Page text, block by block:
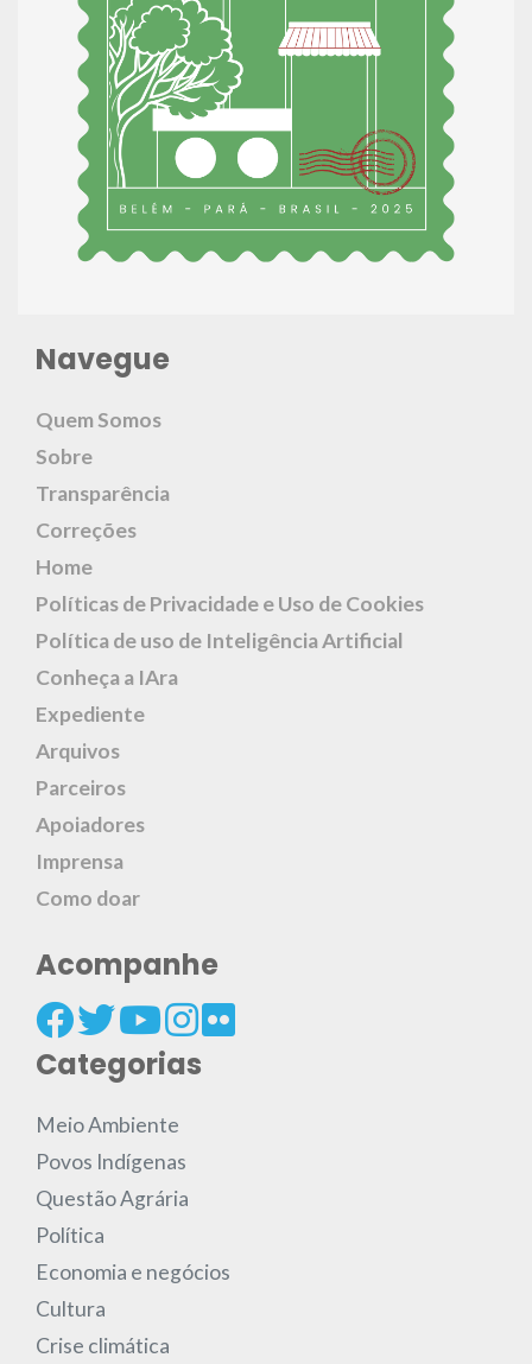
Navegue
Quem Somos
Sobre
Transparência
Correções
Home
Políticas de Privacidade e Uso de Cookies
Política de uso de Inteligência Artificial
Conheça a IAra
Expediente
Arquivos
Parceiros
Apoiadores
Imprensa
Como doar
Acompanhe
Categorias
Meio Ambiente
Povos Indígenas
Questão Agrária
Política
Economia e negócios
Cultura
Crise climática